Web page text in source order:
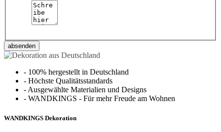
absenden
- 100% hergestellt in Deutschland
- Höchste Qualitätsstandards
-Ausgewählte Materialien und Designs
- WANDKINGS - Für mehr Freude am Wohnen
WANDKINGS Dekoration